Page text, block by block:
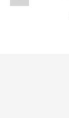
bán thực tế của